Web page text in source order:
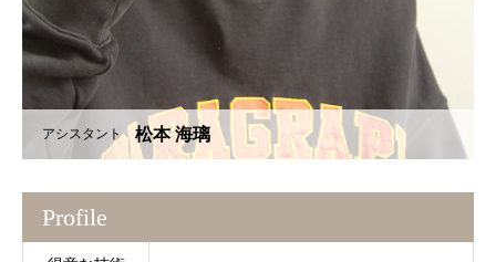
アシスタント 松本 海璃
Profile